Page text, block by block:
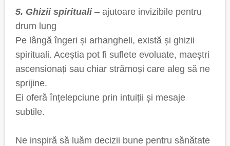
5. Ghizii spirituali– ajutoare invizibile pentru
drum lung
Pe lângă îngeri și arhangheli, există și ghizii
spirituali. Aceștia pot fi suflete evoluate, maeștri
ascensionați sau chiar strămoși care aleg să ne
sprijine.
Ei oferă înțelepciune prin intuiții și mesaje
subtile.
Ne inspiră să luăm decizii bune pentru sănătate